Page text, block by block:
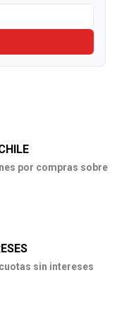
por compras sobre
sin intereses